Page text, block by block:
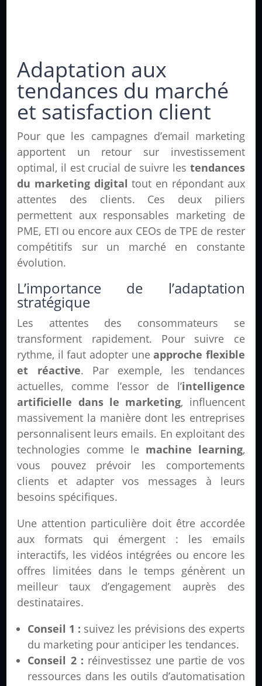
Adaptation aux
tendances du marché
et satisfaction client
Pour que les campagnes d’email marketing
apportent un retour sur investissement
optimal, il est crucial de suivre les tendances
du marketing digital tout en répondant aux
attentes des clients. Ces deux piliers
permettent aux responsables marketing de
PME, ETI ou encore aux CEOs de TPE de rester
compétitifs sur un marché en constante
évolution.
L’importance de l’adaptation
stratégique
Les attentes des consommateurs se
transforment rapidement. Pour suivre ce
rythme, il faut adopter uneapproche flexible
et réactive. Par exemple, les tendances
actuelles, comme l’essor de l’intelligence
artificielle dans le marketing, influencent
massivement la manière dont les entreprises
personnalisent leurs emails. En exploitant des
technologies comme le machine learning,
vous pouvez prévoir les comportements
clients et adapter vos messages à leurs
besoins spécifiques.
Une attention particulière doit être accordée
aux formats qui émergent : les emails
interactifs, les vidéos intégrées ou encore les
offres limitées dans le temps génèrent un
meilleur taux d’engagement auprès des
destinataires.
Conseil 1 : suivez les prévisions des experts
du marketing pour anticiper les tendances.
Conseil 2 : réinvestissez une partie de vos
ressources dans les outils d’automatisation